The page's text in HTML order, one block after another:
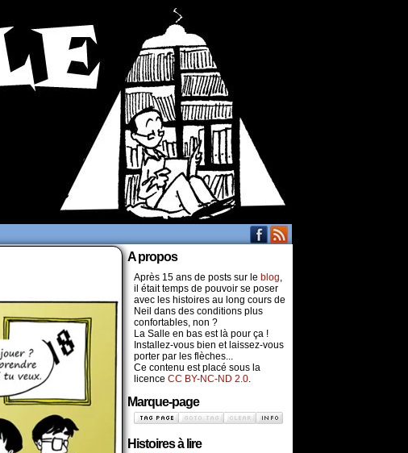
A propos
Après 15 ans de posts sur le blog,
il était temps de pouvoir se poser
avec les histoires au long cours de
Neil dans des conditions plus
confortables, non ?
La Salle en bas est là pour ça !
Installez-vous bien et laissez-vous
porter par les flèches...
Ce contenu est placé sous la
licence CC BY-NC-ND 2.0.
Marque-page
Histoires à lire